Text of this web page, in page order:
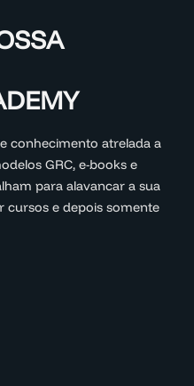
conhecimento atrelada a
GRC, e-books e
para alavancar a sua
cursos e depois somente